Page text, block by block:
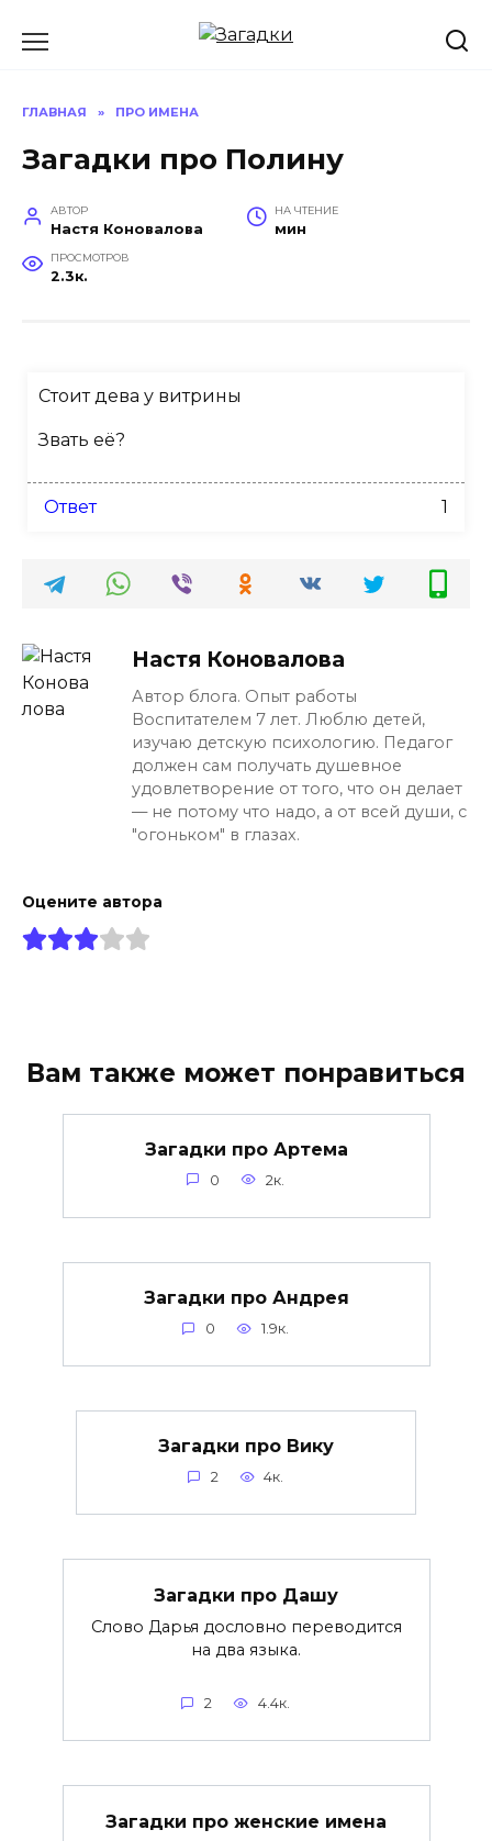
ГЛАВНАЯ » ПРО ИМЕНА
Загадки про Полину
АВТОР
Настя Коновалова
НА ЧТЕНИЕ
мин
ПРОСМОТРОВ
2.3к.
Стоит дева у витрины
Звать её?
Ответ 1
Настя Коновалова
Автор блога. Опыт работы
Воспитателем 7 лет. Люблю детей,
изучаю детскую психологию. Педагог
должен сам получать душевное
удовлетворение от того, что он делает
— не потому что надо, а от всей души, с
"огоньком" в глазах.
Оцените автора
Вам также может понравиться
Загадки про Артема
0 2к.
Загадки про Андрея
0 1.9к.
Загадки про Вику
2 4к.
Загадки про Дашу
Слово Дарья дословно переводится
на два языка.
2 4.4к.
Загадки про женские имена